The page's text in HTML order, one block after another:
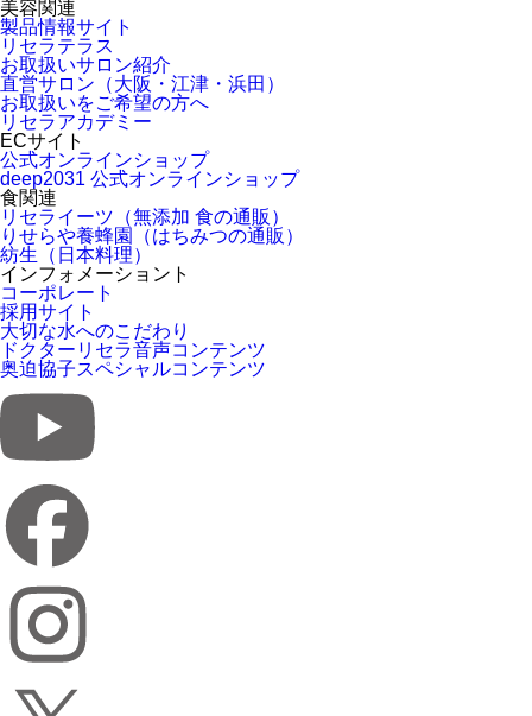
美容関連
製品情報サイト
リセラテラス
お取扱いサロン紹介
直営サロン（大阪・江津・浜田）
お取扱いをご希望の方へ
リセラアカデミー
ECサイト
公式オンラインショップ
deep2031 公式オンラインショップ
食関連
リセライーツ（無添加 食の通販）
りせらや養蜂園（はちみつの通販）
紡生（日本料理）
インフォメーショント
コーポレート
採用サイト
大切な水へのこだわり
ドクターリセラ音声コンテンツ
奥迫協子スペシャルコンテンツ